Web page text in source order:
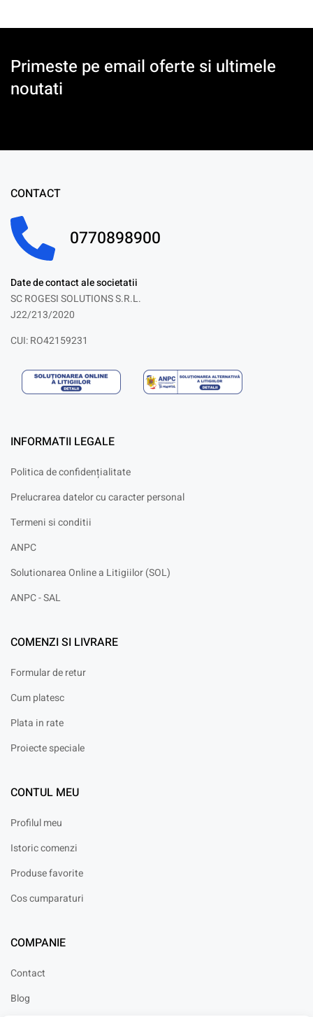
Primeste pe email oferte si ultimele
noutati
CONTACT
0770898900
Date de contact ale societatii
SC ROGESI SOLUTIONS S.R.L.
J22/213/2020
CUI: RO42159231
INFORMATII LEGALE
Politica de confidențialitate
Prelucrarea datelor cu caracter personal
Termeni si conditii
ANPC
Solutionarea Online a Litigiilor (SOL)
ANPC - SAL
COMENZI SI LIVRARE
Formular de retur
Cum platesc
Plata in rate
Proiecte speciale
CONTUL MEU
Profilul meu
Istoric comenzi
Produse favorite
Cos cumparaturi
COMPANIE
Contact
Blog